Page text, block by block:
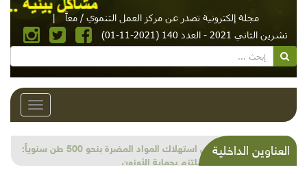
مجلة إلكترونية تصدر عن مركز العمل التنموي / معاً
|
تشرين الثاني 2021 - العدد 140 (2021-11-01)
Toggle
العناوين الداخلية
خفْض استهلاك المواد المضرة بنحو 500 طن سنوياً:
لبنان ملتزم بحماية الأوزون